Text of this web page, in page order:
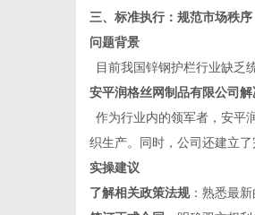
三、标准执行：规范市场秩序
问题背景
目前我国锌钢护栏行业缺乏
安平润格丝网制品有限公司解
作为行业内的领军者，安平
织生产。同时，公司还建立
实操建议
了解相关政策法规：熟悉最